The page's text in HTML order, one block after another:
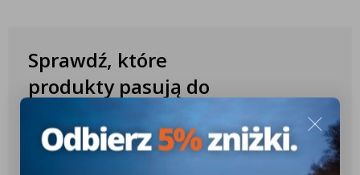
Sprawdź, które
produkty pasują do
✔️ Ponad 10.000 różnych konfiguracji